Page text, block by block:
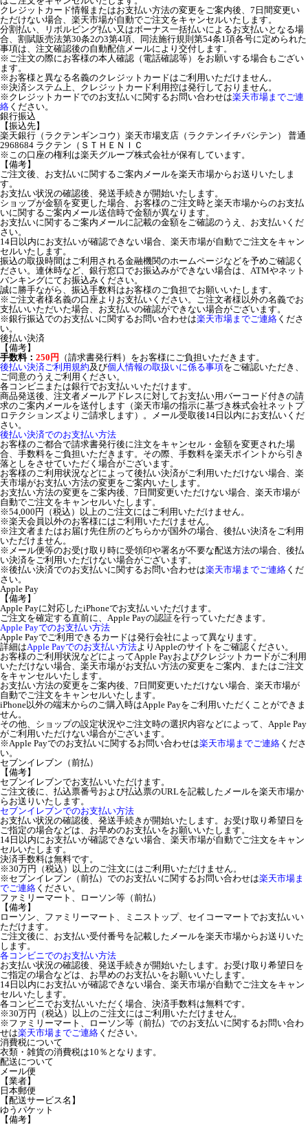
クレジットカード情報またはお支払い方法の変更をご案内後、7日間変更い
ただけない場合、楽天市場が自動でご注文をキャンセルいたします。
分割払い、リボルビング払い又はボーナス一括払いによるお支払いとなる場
合、割賦販売法第30条2の3第4項、同法施行規則第54条1項各号に定められた
事項は、注文確認後の自動配信メールにより交付します。
※ご注文の際にお客様の本人確認（電話確認等）をお願いする場合もござい
ます。
※お客様と異なる名義のクレジットカードはご利用いただけません。
※決済システム上、クレジットカード利用控は発行しておりません。
※クレジットカードでのお支払いに関するお問い合わせは楽天市場までご連
絡 ください。
銀行振込
【振込先】
楽天銀行（ラクテンギンコウ）楽天市場支店（ラクテンイチバシテン） 普通
2968684 ラクテン（ＳＴＨＥＮＩＣ
※この口座の権利は楽天グループ株式会社が保有しています。
【備考】
ご注文後、お支払いに関するご案内メールを楽天市場からお送りいたしま
す。
お支払い状況の確認後、発送手続きが開始いたします。
ショップが金額を変更した場合、お客様のご注文時と楽天市場からのお支払
いに関するご案内メール送信時で金額が異なります。
お支払いに関するご案内メールに記載の金額をご確認のうえ、お支払いくだ
さい。
14日以内にお支払いが確認できない場合、楽天市場が自動でご注文をキャン
セルいたします。
振込の取扱時間はご利用される金融機関のホームページなどを予めご確認く
ださい。連休時など、銀行窓口でお振込みができない場合は、ATMやネット
バンキングにてお振込みください。
誠に勝手ながら、振込手数料はお客様のご負担でお願いいたします。
※ご注文者様名義の口座よりお支払いください。ご注文者様以外の名義でお
支払いいただいた場合、お支払いの確認ができない場合がございます。
※銀行振込でのお支払いに関するお問い合わせは楽天市場までご連絡 くださ
い。
後払い決済
【備考】
手数料： 250円
（請求書発行料）をお客様にご負担いただきます。
後払い決済ご利用規約及び個人情報の取扱いに係る事項をご確認いただき、
ご同意のうえご利用ください。
各コンビニまたは銀行でお支払いいただけます。
商品発送後、注文者メールアドレスに対してお支払い用バーコード付きの請
求のご案内メールを送付します（楽天市場の指示に基づき株式会社ネットプ
ロテクションズよりご請求します）。メール受取後14日以内にお支払いくだ
さい。
後払い決済でのお支払い方法
お客様のご都合で請求書発行後に注文をキャンセル・金額を変更された場
合、手数料をご負担いただきます。その際、手数料を楽天ポイントから引き
落としをさせていただく場合がございます。
お客様のご利用状況などによって後払い決済がご利用いただけない場合、楽
天市場がお支払い方法の変更をご案内いたします。
お支払い方法の変更をご案内後、7日間変更いただけない場合、楽天市場が
自動でご注文をキャンセルいたします。
※54,000円（税込）以上のご注文にはご利用いただけません。
※楽天会員以外のお客様にはご利用いただけません。
※注文者またはお届け先住所のどちらかが国外の場合、後払い決済をご利用
いただけません。
※メール便等のお受け取り時に受領印や署名が不要な配送方法の場合、後払
い決済をご利用いただけない場合がございます。
※後払い決済でのお支払いに関するお問い合わせは楽天市場までご連絡 くだ
さい。
Apple Pay
【備考】
Apple Payに対応したiPhoneでお支払いいただけます。
ご注文を確定する直前に、Apple Payの認証を行っていただきます。
Apple Payでのお支払い方法
Apple Payでご利用できるカードは発行会社によって異なります。
詳細はApple Payでのお支払い方法よりAppleのサイトをご確認ください。
お客様のご利用状況などによってApple Payおよびクレジットカードがご利用
いただけない場合、楽天市場がお支払い方法の変更をご案内、またはご注文
をキャンセルいたします。
お支払い方法の変更をご案内後、7日間変更いただけない場合、楽天市場が
自動でご注文をキャンセルいたします。
iPhone以外の端末からのご購入時はApple Payをご利用いただくことができま
せん。
その他、ショップの設定状況やご注文時の選択内容などによって、Apple Pay
がご利用いただけない場合がございます。
※Apple Payでのお支払いに関するお問い合わせは楽天市場までご連絡 くださ
い。
セブンイレブン（前払）
【備考】
セブンイレブンでお支払いいただけます。
ご注文後に、払込票番号および払込票のURLを記載したメールを楽天市場か
らお送りいたします。
セブンイレブンでのお支払い方法
お支払い状況の確認後、発送手続きが開始いたします。お受け取り希望日を
ご指定の場合などは、お早めのお支払いをお願いいたします。
14日以内にお支払いが確認できない場合、楽天市場が自動でご注文をキャン
セルいたします。
決済手数料は無料です。
※30万円（税込）以上のご注文にはご利用いただけません。
※セブンイレブン（前払）でのお支払いに関するお問い合わせは楽天市場ま
でご連絡 ください。
ファミリーマート、ローソン等（前払）
【備考】
ローソン、ファミリーマート、ミニストップ、セイコーマートでお支払いい
ただけます。
ご注文後に、お支払い受付番号を記載したメールを楽天市場からお送りいた
します。
各コンビニでのお支払い方法
お支払い状況の確認後、発送手続きが開始いたします。お受け取り希望日を
ご指定の場合などは、お早めのお支払いをお願いいたします。
14日以内にお支払いが確認できない場合、楽天市場が自動でご注文をキャン
セルいたします。
各コンビニでお支払いいただく場合、決済手数料は無料です。
※30万円（税込）以上のご注文にはご利用いただけません。
※ファミリーマート、ローソン等（前払）でのお支払いに関するお問い合わ
せは楽天市場までご連絡 ください。
消費税について
衣類・雑貨の消費税は10％となります。
配送について
メール便
【業者】
日本郵便
【配送サービス名】
ゆうパケット
【備考】